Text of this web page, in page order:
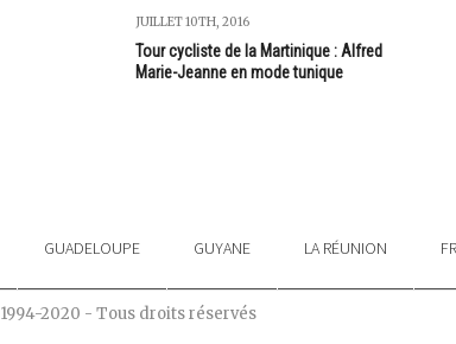
JUILLET 10TH, 2016
Tour cycliste de la Martinique : Alfred
Marie-Jeanne en mode tunique
GUADELOUPE GUYANE LA RÉUNION
1994-2020 - Tous droits réservés